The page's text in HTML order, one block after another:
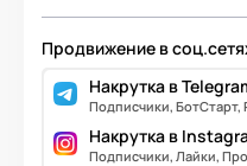
Продвижение в
Накрутка в
Подписчики,
Накрутка в
Подписчики, Лайки,